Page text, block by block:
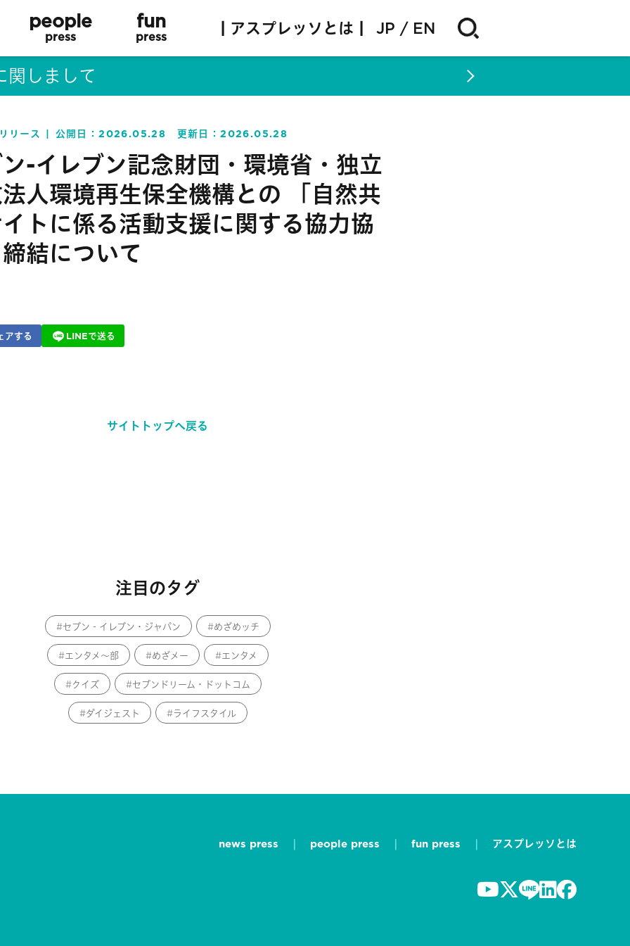
people
press
fun
press | アスプレッソとは | JP EN
関しまして
リース 公開日：2026.05.28 更新日：2026.05.28
-イレブン記念財団・環境省・独立
人環境再生保全機構との 「自然共
トに係る活動支援に関する協力協
結について
アする LINEで送る
サイトトップへ戻る
注目のタグ
セブン‐イレブン・ジャパン めざめッチ
エンタメ～部 めざメー エンタメ
クイズ セブンドリーム・ドットコム
ダイジェスト ライフスタイル
news press people press fun press アスプレッソとは